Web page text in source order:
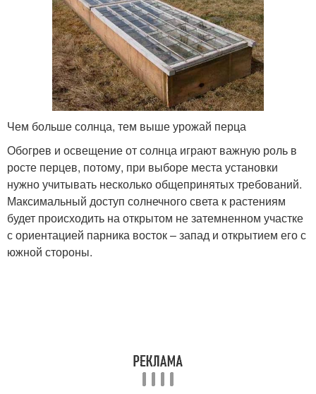
Чем больше солнца, тем выше урожай перца
Обогрев и освещение от солнца играют важную роль в
росте перцев, потому, при выборе места установки
нужно учитывать несколько общепринятых требований.
Максимальный доступ солнечного света к растениям
будет происходить на открытом не затемненном участке
с ориентацией парника восток – запад и открытием его с
южной стороны.